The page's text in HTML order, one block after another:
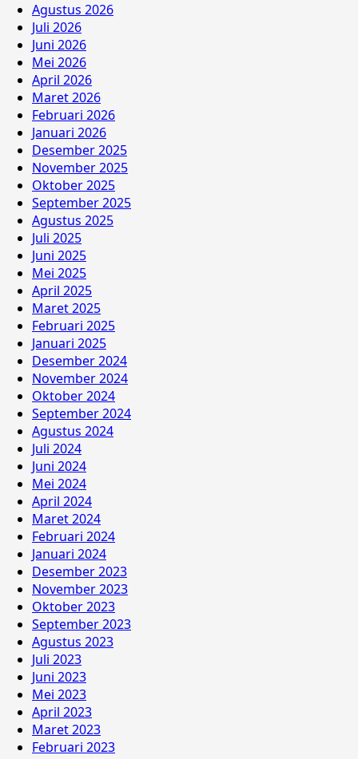
Agustus 2026
Juli 2026
Juni 2026
Mei 2026
April 2026
Maret 2026
Februari 2026
Januari 2026
Desember 2025
November 2025
Oktober 2025
September 2025
Agustus 2025
Juli 2025
Juni 2025
Mei 2025
April 2025
Maret 2025
Februari 2025
Januari 2025
Desember 2024
November 2024
Oktober 2024
September 2024
Agustus 2024
Juli 2024
Juni 2024
Mei 2024
April 2024
Maret 2024
Februari 2024
Januari 2024
Desember 2023
November 2023
Oktober 2023
September 2023
Agustus 2023
Juli 2023
Juni 2023
Mei 2023
April 2023
Maret 2023
Februari 2023